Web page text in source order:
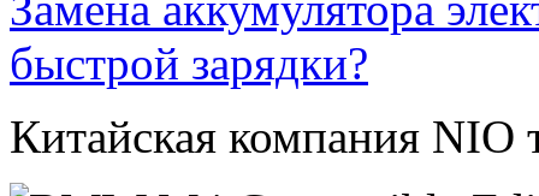
быстрой зарядки?
Китайская компания NIO